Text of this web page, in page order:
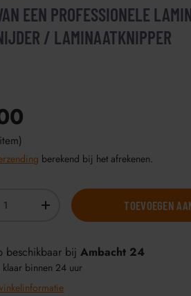
EEN PROFESSIONELE
/ LAMINAATKNIPPER
item
berekend bij het afrekenen.
+ TOEVOEGEN
beschikbaar bijAmbacht 24
klaar binnen 24 uur